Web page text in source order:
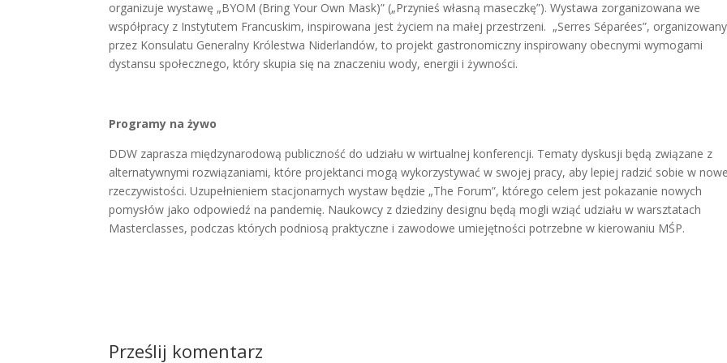
organizuje wystawę „BYOM (Bring Your Own Mask)” („Przynieś własną maseczkę”). Wystawa zorganizowana we
współpracy z Instytutem Francuskim, inspirowana jest życiem na małej przestrzeni. „Serres Séparées”, organizowany
przez Konsulatu Generalny Królestwa Niderlandów, to projekt gastronomiczny inspirowany obecnymi wymogami
dystansu społecznego, który skupia się na znaczeniu wody, energii i żywności.
Programy na żywo
DDW zaprasza międzynarodową publiczność do udziału w wirtualnej konferencji. Tematy dyskusji będą związane z
alternatywnymi rozwiązaniami, które projektanci mogą wykorzystywać w swojej pracy, aby lepiej radzić sobie w
rzeczywistości. Uzupełnieniem stacjonarnych wystaw będzie „The Forum”, którego celem jest pokazanie nowych
pomysłów jako odpowiedź na pandemię. Naukowcy z dziedziny designu będą mogli wziąć udziału w warsztatach
Masterclasses, podczas których podniosą praktyczne i zawodowe umiejętności potrzebne w kierowaniu MŚP.
Prześlij komentarz